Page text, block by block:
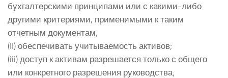
бухгалтерскими принципами или с какими-либо
другими критериями, применимыми к таким
отчетным документам,
(II) обеспечивать учитываемость активов;
(iii) доступ к активам разрешается только с общего
или конкретного разрешения руководства;